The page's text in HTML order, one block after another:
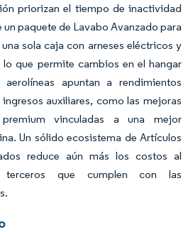
priorizan el tiempo de inactividad
paquete de Lavabo Avanzado para
sola caja con arneses eléctricos y
que permite cambios en el hangar
apuntan a rendimientos
auxiliares, como las mejoras
vinculadas a una mejor
Un sólido ecosistema de Artículos
reduce aún más los costos al
que cumplen con las